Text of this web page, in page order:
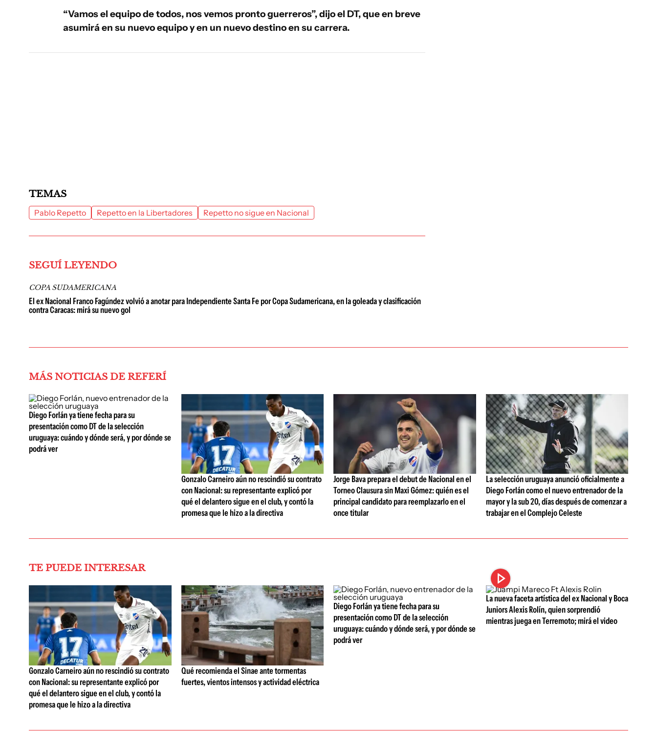
“Vamos el equipo de todos, nos vemos pronto guerreros”, dijo el DT, que en breve
asumirá en su nuevo equipo y en un nuevo destino en su carrera.
TEMAS
Pablo Repetto Repetto en la Libertadores Repetto no sigue en Nacional
SEGUÍ LEYENDO
COPA SUDAMERICANA
El ex Nacional Franco Fagúndez volvió a anotar para Independiente Santa Fe por Copa Sudamericana, en la goleada y clasificación
contra Caracas: mirá su nuevo gol
MÁS NOTICIAS DE REFERÍ
Diego Forlán ya tiene fecha para su
presentación como DT de la selección
uruguaya: cuándo y dónde será, y por dónde se
podrá ver
Gonzalo Carneiro aún no rescindió su contrato
con Nacional: su representante explicó por
qué el delantero sigue en el club, y contó la
promesa que le hizo a la directiva
Jorge Bava prepara el debut de Nacional en el
Torneo Clausura sin Maxi Gómez: quién es el
principal candidato para reemplazarlo en el
once titular
La selección uruguaya anunció oficialmente a
Diego Forlán como el nuevo entrenador de la
mayor y la sub 20, días después de comenzar a
trabajar en el Complejo Celeste
TE PUEDE INTERESAR
Gonzalo Carneiro aún no rescindió su contrato
con Nacional: su representante explicó por
qué el delantero sigue en el club, y contó la
promesa que le hizo a la directiva
Qué recomienda el Sinae ante tormentas
fuertes, vientos intensos y actividad eléctrica
Diego Forlán ya tiene fecha para su
presentación como DT de la selección
uruguaya: cuándo y dónde será, y por dónde se
podrá ver
La nueva faceta artística del ex Nacional y Boca
Juniors Alexis Rolín, quien sorprendió
mientras juega en Terremoto; mirá el video